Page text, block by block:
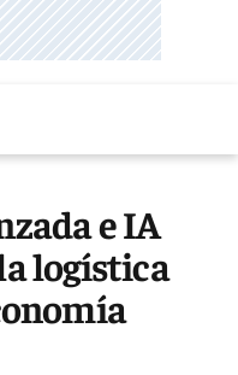
e IA
logística